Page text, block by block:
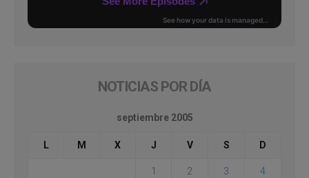
NOTICIAS POR DÍA
septiembre 2005
L M X J V S D
1 2 3 4